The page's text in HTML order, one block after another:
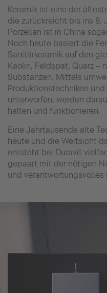
Keramik ist eine der
die zurückreicht bis ins 8.
Porzellan ist in China
Noch heute basiert die
Sanitärkeramik auf den
Kaolin, Feldspat, Quarz –
Substanzen. Mittels
Produktionstechniken
unterworfen, werden
halten und funktionieren.
Eine Jahrtausende alte
heute und die Weitsicht
entsteht bei Duravit
gepaart mit der nötigen
und verantwortungsvolles